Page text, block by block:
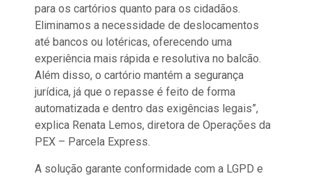
para os cartórios quanto para os cidadãos.
Eliminamos a necessidade de deslocamentos
até bancos ou lotéricas, oferecendo uma
experiência mais rápida e resolutiva no balcão.
Além disso, o cartório mantém a segurança
jurídica, já que o repasse é feito de forma
automatizada e dentro das exigências legais”,
explica Renata Lemos, diretora de Operações da
PEX – Parcela Express.
A solução garante conformidade com a LGPD e